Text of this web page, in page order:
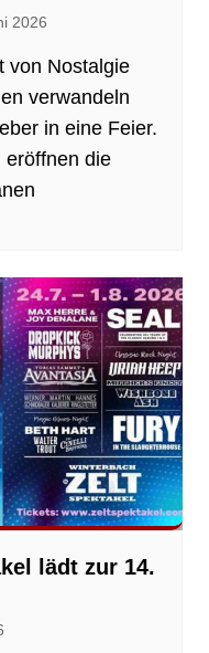
2026
von Nostalgie
verwandeln
in eine Feier.
eröffnen die
lädt zur 14.